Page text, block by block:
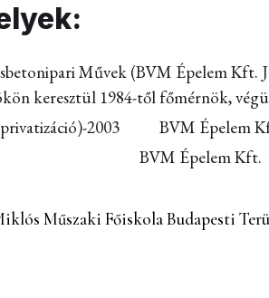
Művek (BVM Épelem Kft.
keresztül 1984-től főmérnök,
(privatizáció)-2003 BVM Épelem
BVM Épelem Kft.
Műszaki Főiskola Budapesti